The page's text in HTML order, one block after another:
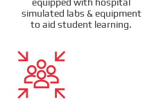
simulated labs & equipment
to aid student learning.